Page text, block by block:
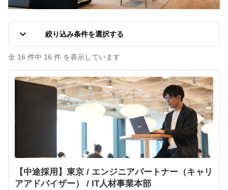
keyboard_arrow_down 絞り込み条件を選択する
全 16 件中 16 件 を表示しています
【中途採用】東京 / エンジニアパートナー（キャリ
アアドバイザー） / IT人材事業本部